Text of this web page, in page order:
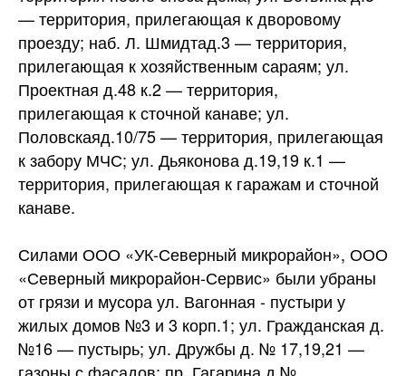
— территория, прилегающая к дворовому
проезду; наб. Л. Шмидтад.3 — территория,
прилегающая к хозяйственным сараям; ул.
Проектная д.48 к.2 — территория,
прилегающая к сточной канаве; ул.
Половскаяд.10/75 — территория, прилегающая
к забору МЧС; ул. Дьяконова д.19,19 к.1 —
территория, прилегающая к гаражам и сточной
канаве.
Силами ООО «УК-Северный микрорайон», ООО
«Северный микрорайон-Сервис» были убраны
от грязи и мусора ул. Вагонная - пустыри у
жилых домов №3 и 3 корп.1; ул. Гражданская д.
№16 — пустырь; ул. Дружбы д. № 17,19,21 —